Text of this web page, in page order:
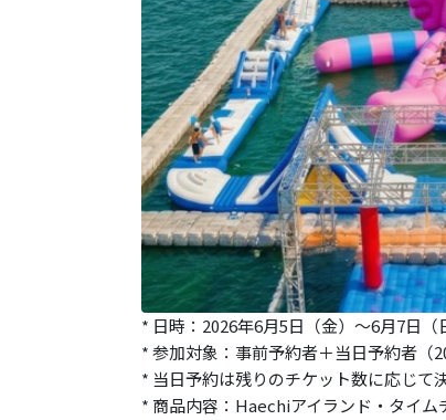
* 日時：2026年6月5日（金）～6月7日（
* 参加対象：事前予約者＋当日予約者（
* 当日予約は残りのチケット数に応じて
* 商品内容：Haechiアイランド・タイム